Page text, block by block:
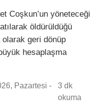
Coşkun’un yöneteceği
öldürüldüğü
olarak geri dönüp
hesaplaşma
Pazartesi -
3 dk
okuma